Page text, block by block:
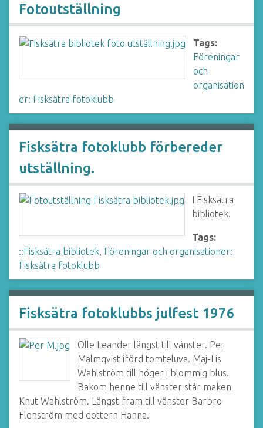
Fotoutställning
Tags:
Föreningar
och
organisation
er: Fisksätra fotoklubb
Fisksätra fotoklubb förbereder
utställning.
I Fisksätra
bibliotek.
Tags:
::Fisksätra bibliotek, Föreningar och organisationer:
Fisksätra fotoklubb
Fisksätra fotoklubbs julfest 1976
Olle Leander längst till vänster. Per
Malmqvist iförd tomteluva. Maj-Lis
Wahlström till höger i blommig blus.
Bakom henne till vänster står maken
Knut Wahlström. Längst fram till vänster Barbro
Flenström med dottern Hanna.